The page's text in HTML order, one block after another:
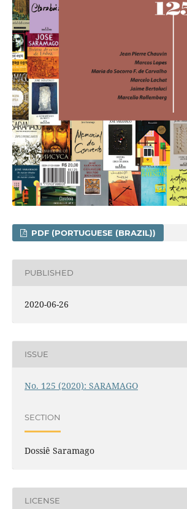
PDF (PORTUGUESE (BRAZIL))
PUBLISHED
2020-06-26
ISSUE
No. 125 (2020): SARAMAGO
SECTION
Dossiê Saramago
LICENSE